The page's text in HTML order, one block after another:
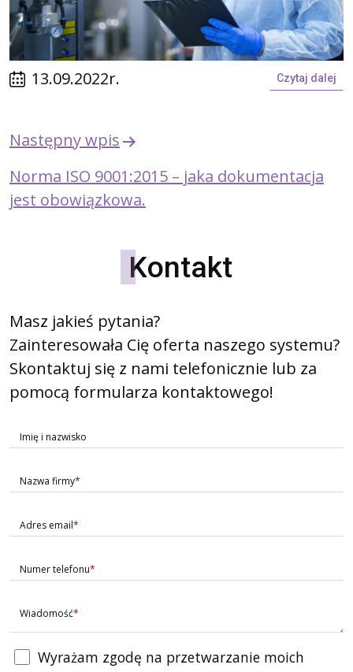
13.09.2022r. Czytaj dalej
Nawigacja
wpisu
Następny wpis
Norma ISO 9001:2015 – jaka dokumentacja
jest obowiązkowa.
Kontakt
Masz jakieś pytania?
Zainteresowała Cię oferta naszego systemu?
Skontaktuj się z nami telefonicznie lub za
pomocą formularza kontaktowego!
Imię i nazwisko
Nazwa firmy
Adres email
Numer telefonu
Wiadomość
Wyrażam zgodę na przetwarzanie moich